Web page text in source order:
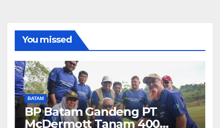
You missed
BATAM
BP Batam Gandeng PT
McDermott Tanam 400